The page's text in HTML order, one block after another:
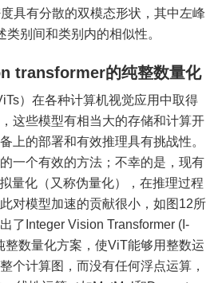
具有分散的双模态形状，其中左峰
类别间和类别内的相似性。
transformer的纯整数量化
）在各种计算机视觉应用中取得
这些模型有相当大的存储和计算开
上的部署和有效推理具有挑战性。
一个有效的方法；不幸的是，现有
量化（又称伪量化），在推理过程
对模型加速的贡献很小，如图12所
了Integer Vision Transformer (I-
数量化方案，使ViT能够用整数运
个计算图，而没有任何浮点运算，